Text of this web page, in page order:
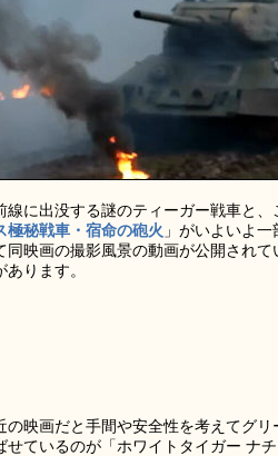
線に出没する謎のティーガー戦車と
極秘戦車・宿命の砲火 」がいよいよ
同映画の撮影風景の動画が公開され
あります。
の映画だと手間や安全性を考えてグ
せているのが「ホワイトタイガー ナ